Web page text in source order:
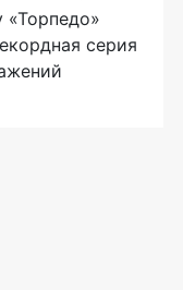
«Торпедо»
серия